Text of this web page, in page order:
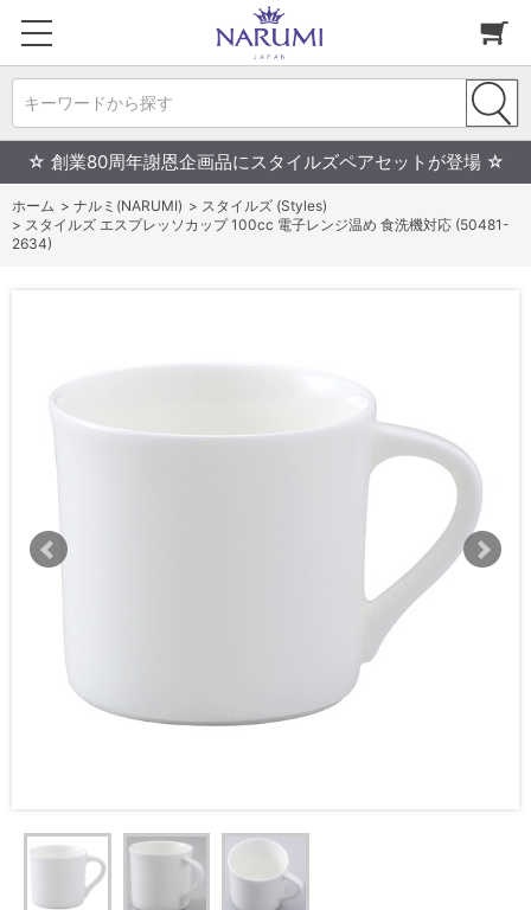
キーワードから探す
☆ 創業80周年謝恩企画品にスタイルズペアセットが登場 ☆
ホーム > ナルミ(NARUMI) > スタイルズ (Styles)
> スタイルズ エスプレッソカップ 100cc 電子レンジ温め 食洗機対応 (50481-
2634)